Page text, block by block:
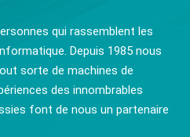
qui rassemblent les
Depuis 1985 nous
sorte de machines de
des innombrables
font de nous un partenaire